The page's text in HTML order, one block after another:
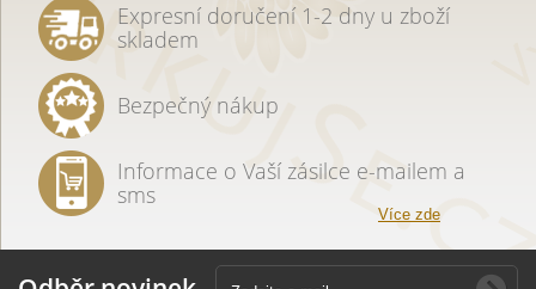
Expresní doručení 1-2 dny u zboží
skladem
Bezpečný nákup
Informace o Vaší zásilce e-mailem a
sms
Více zde